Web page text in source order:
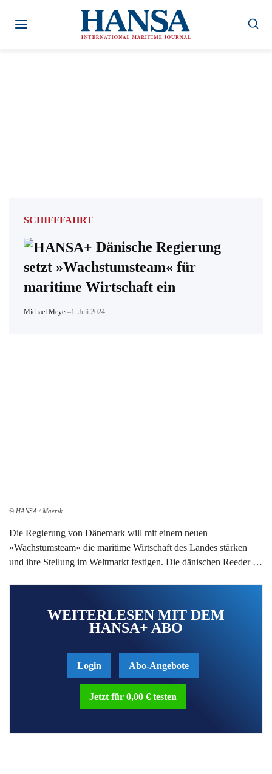
Inhalt
SCHIFFFAHRT
Dänische Regierung
setzt »Wachstumsteam« für
maritime Wirtschaft ein
Michael Meyer–1. Juli 2024
© HANSA / Maersk
Die Regierung von Dänemark will mit einem neuen
»Wachstumsteam« die maritime Wirtschaft des Landes stärken
und ihre Stellung im Weltmarkt festigen. Die dänischen Reeder …
WEITERLESEN MIT DEM
HANSA+ ABO
Login Abo-Angebote
Jetzt für 0,00 € testen